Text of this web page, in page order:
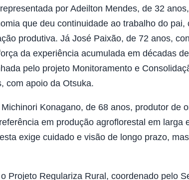
por Adeilton Mendes, de 32
que deu continuidade ao trabalho do pai,
produtiva. Já José Paixão, de 72 anos,
da experiência acumulada em décadas
pelo projeto Monitoramento e
com apoio da Otsuka.
Konagano, de 68 anos, produtor de
em produção agroflorestal em larga
exige cuidado e visão de longo prazo,
Projeto Regulariza Rural, coordenado pelo